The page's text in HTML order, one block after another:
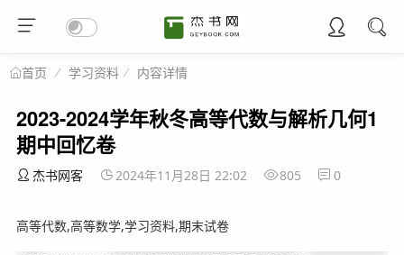
首页 学习资料 内容详情
2023-2024学年秋冬高等代数与解析几何1
期中回忆卷
杰书网客 2024年11月28日 22:02 805 0
高等代数,高等数学,学习资料,期末试卷